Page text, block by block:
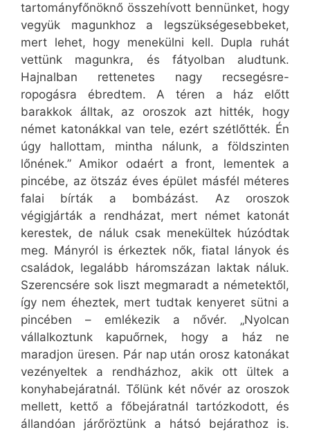
tartományfőnöknő összehívott bennünket, hogy
vegyük magunkhoz a legszükségesebbeket,
mert lehet, hogy menekülni kell. Dupla ruhát
vettünk magunkra, és fátyolban aludtunk.
Hajnalban rettenetes nagy recsegésre-
ropogásra ébredtem. A téren a ház előtt
barakkok álltak, az oroszok azt hitték, hogy
német katonákkal van tele, ezért szétlőtték. Én
úgy hallottam, mintha nálunk, a földszinten
lőnének.” Amikor odaért a front, lementek a
pincébe, az ötszáz éves épület másfél méteres
falai bírták a bombázást. Az oroszok
végigjárták a rendházat, mert német katonát
kerestek, de náluk csak menekültek húzódtak
meg. Mányról is érkeztek nők, fiatal lányok és
családok, legalább háromszázan laktak náluk.
Szerencsére sok liszt megmaradt a németektől,
így nem éheztek, mert tudtak kenyeret sütni a
pincében – emlékezik a nővér. „Nyolcan
vállalkoztunk kapuőrnek, hogy a ház ne
maradjon üresen. Pár nap után orosz katonákat
vezényeltek a rendházhoz, akik ott ültek a
konyhabejáratnál. Tőlünk két nővér az oroszok
mellett, kettő a főbejáratnál tartózkodott, és
állandóan járőröztünk a hátsó bejárathoz is.